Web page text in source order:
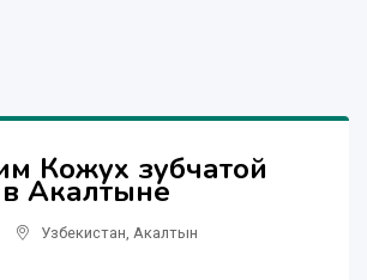
Кожух зубчатой
Акалтыне
Узбекистан Акалтын